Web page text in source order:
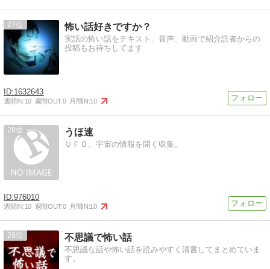
27 怖い話好きですか？
実話の怖い話をテキスト、音声、動画で紹介読者からの
投稿もお待ちしてます
1632643
週間IN:10 週間OUT:0 月間IN:10
28 うほ速
ＵＦＯ、宇宙の情報を開く収集。
976010
週間IN:10 週間OUT:0 月間IN:10
29 不思議で怖い話
不思議な話や怖い話を読みやすく清書してまとめていま
す。